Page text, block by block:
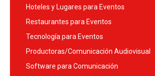
Hoteles y Lugares para Eventos
Restaurantes para Eventos
Tecnología para Eventos
Productoras/Comunicación Audiovisual
Software para Comunicación